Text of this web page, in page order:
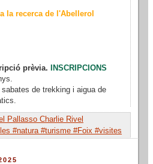
la recerca de l'Abellerol
prèvia. INSCRIPCIONS
de trekking i aigua de
Pallasso Charlie Rivel
#natura #turisme #Foix #visites